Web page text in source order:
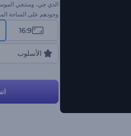
الدي جي، ومنتجي
وجودهم على الساحة
16:9
الأسلوب